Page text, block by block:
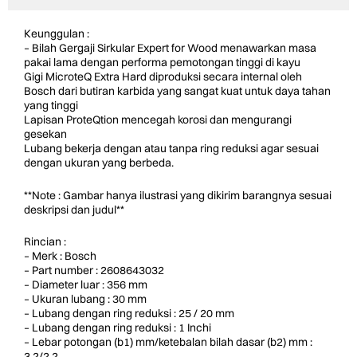
Keunggulan :
– Bilah Gergaji Sirkular Expert for Wood menawarkan masa
pakai lama dengan performa pemotongan tinggi di kayu
Gigi MicroteQ Extra Hard diproduksi secara internal oleh
Bosch dari butiran karbida yang sangat kuat untuk daya tahan
yang tinggi
Lapisan ProteQtion mencegah korosi dan mengurangi
gesekan
Lubang bekerja dengan atau tanpa ring reduksi agar sesuai
dengan ukuran yang berbeda.
**Note : Gambar hanya ilustrasi yang dikirim barangnya sesuai
deskripsi dan judul**
Rincian :
– Merk : Bosch
– Part number : 2608643032
– Diameter luar : 356 mm
– Ukuran lubang : 30 mm
– Lubang dengan ring reduksi : 25 / 20 mm
– Lubang dengan ring reduksi : 1 Inchi
– Lebar potongan (b1) mm/ketebalan bilah dasar (b2) mm :